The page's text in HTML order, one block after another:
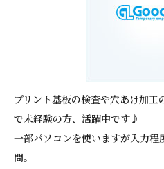
プリント基板の検査や穴あけ加
で未経験の方、活躍中です♪
一部パソコンを使いますが入力
問。